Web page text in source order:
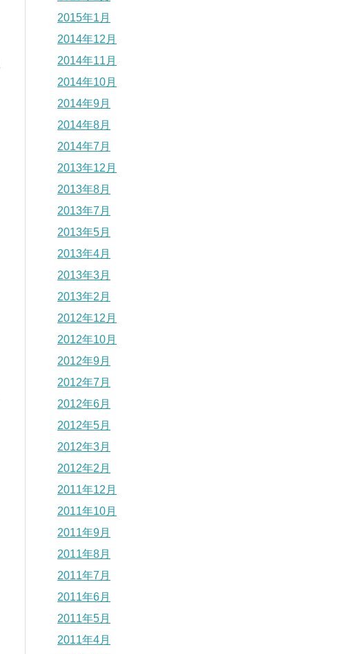
2015年1月
2014年12月
2014年11月
2014年10月
2014年9月
2014年8月
2014年7月
2013年12月
2013年8月
2013年7月
2013年5月
2013年4月
2013年3月
2013年2月
2012年12月
2012年10月
2012年9月
2012年7月
2012年6月
2012年5月
2012年3月
2012年2月
2011年12月
2011年10月
2011年9月
2011年8月
2011年7月
2011年6月
2011年5月
2011年4月